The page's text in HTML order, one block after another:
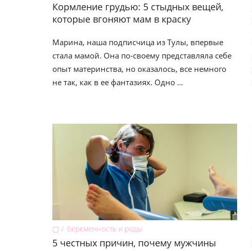
Кормление грудью: 5 стыдных вещей,
которые вгоняют мам в краску
Марина, наша подписчица из Тулы, впервые
стала мамой. Она по-своему представляла себе
опыт материнства, но оказалось, все немного
не так, как в ее фантазиях. Одно …
▢ Беременность и роды
5 честных причин, почему мужчины